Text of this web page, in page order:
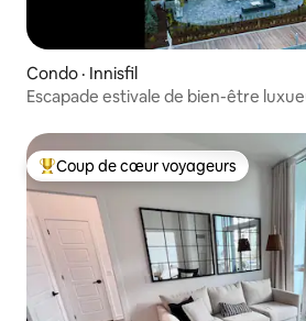
Condo · Innisfil
Escapade estivale de bien-être
Coup de cœur voyageurs parmi les
Coup de cœur voyageurs